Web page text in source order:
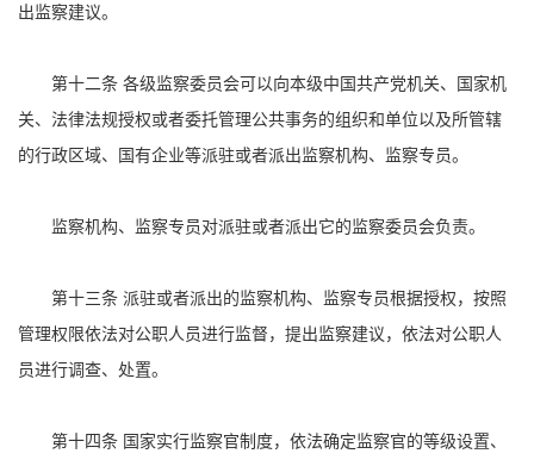
出监察建议。
第十二条 各级监察委员会可以向本级中国共产党机关、国家机
关、法律法规授权或者委托管理公共事务的组织和单位以及所管辖
的行政区域、国有企业等派驻或者派出监察机构、监察专员。
监察机构、监察专员对派驻或者派出它的监察委员会负责。
第十三条 派驻或者派出的监察机构、监察专员根据授权，按照
管理权限依法对公职人员进行监督，提出监察建议，依法对公职人
员进行调查、处置。
第十四条 国家实行监察官制度，依法确定监察官的等级设置、